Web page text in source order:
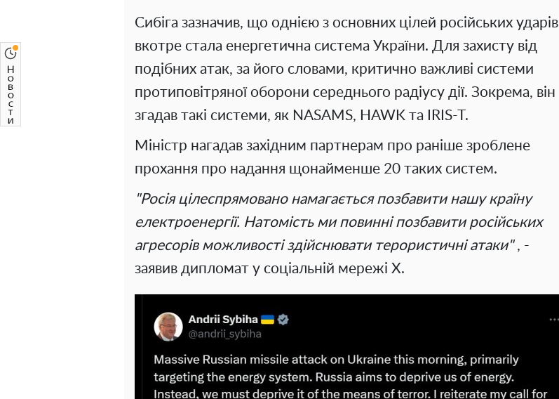
Сибіга зазначив, що однією з основних цілей російських ударів
вкотре стала енергетична система України. Для захисту від
подібних атак, за його словами, критично важливі системи
протиповітряної оборони середнього радіусу дії. Зокрема, він
згадав такі системи, як NASAMS, HAWK та IRIS-T.
Міністр нагадав західним партнерам про раніше зроблене
прохання про надання щонайменше 20 таких систем.
"Росія цілеспрямовано намагається позбавити нашу країну
електроенергії. Натомість ми повинні позбавити російських
агресорів можливості здійснювати терористичні атаки", -
заявив дипломат у соціальній мережі X.